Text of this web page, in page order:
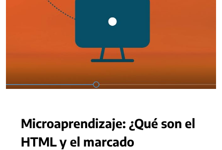
Microaprendizaje: ¿Qué son el
HTML y el marcado